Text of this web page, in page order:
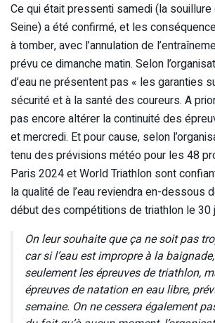
Ce qui était pressenti samedi (la
Seine) a été confirmé, et les
à tomber, avec l’annulation de
prévu ce dimanche matin. Selon
d’eau ne présentent pas « les garanties
sécurité et à la santé des coureurs. A
pas encore altérer la continuité des
et mercredi. Et pour cause, selon
tenu des prévisions météo pour les 48
Paris 2024 et World Triathlon sont
la qualité de l’eau reviendra en-dessous
début des compétitions de triathlon le 30
On leur souhaite que ça ne soit pas
car si l’eau est impropre à la
seulement les épreuves de triathlon,
épreuves de natation en eau libre,
semaine. On ne cessera également